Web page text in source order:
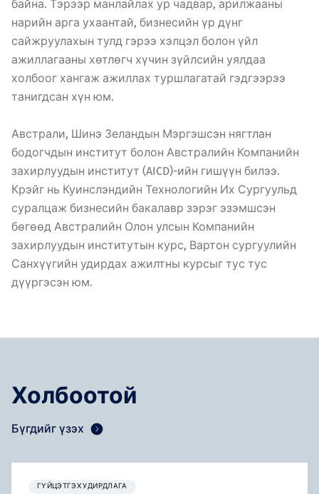
байна. Тэрээр манлайлах ур чадвар, арилжааны
нарийн арга ухаантай, бизнесийн үр дүнг
сайжруулахын тулд гэрээ хэлцэл болон үйл
ажиллагааны хөтлөгч хүчин зүйлсийн уялдаа
холбоог хангаж ажиллах туршлагатай гэдгээрээ
танигдсан хүн юм.
Австрали, Шинэ Зеландын Мэргэшсэн нягтлан
бодогчдын институт болон Австралийн Компанийн
захирлуудын институт (AICD)-ийн гишүүн билээ.
Крэйг нь Куинслэндийн Технологийн Их Сургуульд
суралцаж бизнесийн бакалавр зэрэг эзэмшсэн
бөгөөд Австралийн Олон улсын Компанийн
захирлуудын институтын курс, Вартон сургуулийн
Санхүүгийн удирдах ажилтны курсыг тус тус
дүүргэсэн юм.
Холбоотой
Бүгдийг үзэх
ГҮЙЦЭТГЭХ УДИРДЛАГА